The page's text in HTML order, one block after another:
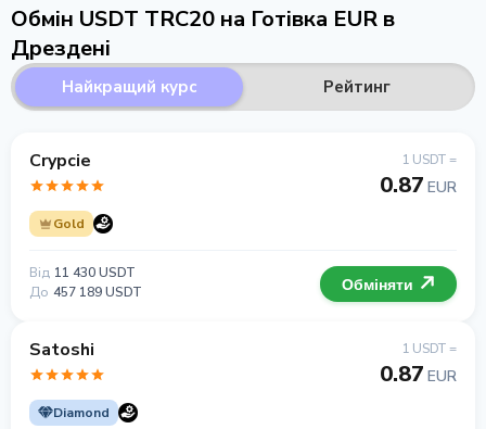
Обмін USDT TRC20 на Готівка EUR в
Дрездені
Найкращий курс Рейтинг
Crypcie
Gold
1 USDT =
0.87 EUR
Від 11 430 USDT
До 457 189 USDT Обміняти
Satoshi
Diamond
1 USDT =
0.87 EUR